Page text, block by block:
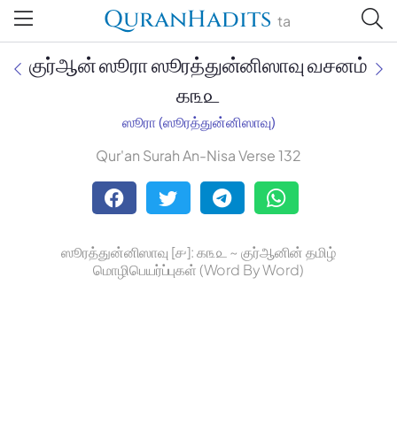
QuranHadits ta
Jan Trust Foundation
Mufti Omar Sheriff Qasimi,
குர்ஆன் ஸூரா ஸூரத்துன்னிஸாவு வசனம்
௧௩௨
ஸூரா (ஸூரத்துன்னிஸாவு)
Qur'an Surah An-Nisa Verse 132
ஸூரத்துன்னிஸாவு [௪]: ௧௩௨ ~ குர்ஆனின் தமிழ்
மொழிபெயர்ப்புகள் (Word By Word)